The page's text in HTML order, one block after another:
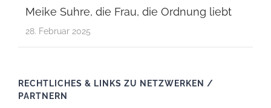
Meike Suhre, die Frau, die Ordnung liebt
28. Februar 2025
RECHTLICHES & LINKS ZU NETZWERKEN /
PARTNERN